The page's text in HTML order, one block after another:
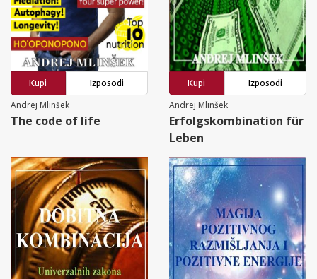
Kupi
Izposodi
Andrej Mlinšek
The code of life
Kupi
Izposodi
Andrej Mlinšek
Erfolgskombination für
Leben